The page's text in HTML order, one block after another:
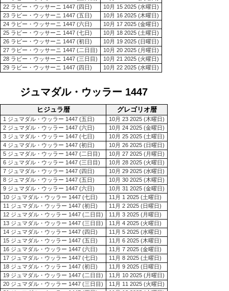
22 ラビー・ウッサーニ 1447 (四日)
10月 15 2025 (水曜日)
23 ラビー・ウッサーニ 1447 (五日)
10月 16 2025 (木曜日)
24 ラビー・ウッサーニ 1447 (六日)
10月 17 2025 (金曜日)
25 ラビー・ウッサーニ 1447 (七日)
10月 18 2025 (土曜日)
26 ラビー・ウッサーニ 1447 (初日)
10月 19 2025 (日曜日)
27 ラビー・ウッサーニ 1447 (二日目)
10月 20 2025 (月曜日)
28 ラビー・ウッサーニ 1447 (三日目)
10月 21 2025 (火曜日)
29 ラビー・ウッサーニ 1447 (四日)
10月 22 2025 (水曜日)
ジュマダル・ウッラー 1447
ヒジュラ暦 グレゴリオ暦
1 ジュマダル・ウッラー 1447 (五日)
10月 23 2025 (木曜日)
2 ジュマダル・ウッラー 1447 (六日)
10月 24 2025 (金曜日)
3 ジュマダル・ウッラー 1447 (七日)
10月 25 2025 (土曜日)
4 ジュマダル・ウッラー 1447 (初日)
10月 26 2025 (日曜日)
5 ジュマダル・ウッラー 1447 (二日目)
10月 27 2025 (月曜日)
6 ジュマダル・ウッラー 1447 (三日目)
10月 28 2025 (火曜日)
7 ジュマダル・ウッラー 1447 (四日)
10月 29 2025 (水曜日)
8 ジュマダル・ウッラー 1447 (五日)
10月 30 2025 (木曜日)
9 ジュマダル・ウッラー 1447 (六日)
10月 31 2025 (金曜日)
10 ジュマダル・ウッラー 1447 (七日)
11月 1 2025 (土曜日)
11 ジュマダル・ウッラー 1447 (初日)
11月 2 2025 (日曜日)
12 ジュマダル・ウッラー 1447 (二日目)
11月 3 2025 (月曜日)
13 ジュマダル・ウッラー 1447 (三日目)
11月 4 2025 (火曜日)
14 ジュマダル・ウッラー 1447 (四日)
11月 5 2025 (水曜日)
15 ジュマダル・ウッラー 1447 (五日)
11月 6 2025 (木曜日)
16 ジュマダル・ウッラー 1447 (六日)
11月 7 2025 (金曜日)
17 ジュマダル・ウッラー 1447 (七日)
11月 8 2025 (土曜日)
18 ジュマダル・ウッラー 1447 (初日)
11月 9 2025 (日曜日)
19 ジュマダル・ウッラー 1447 (二日目)
11月 10 2025 (月曜日)
20 ジュマダル・ウッラー 1447 (三日目)
11月 11 2025 (火曜日)